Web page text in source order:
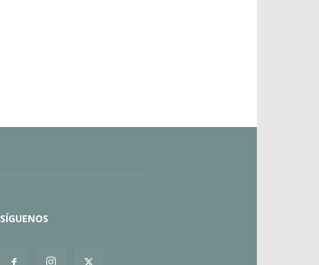
SÍGUENOS